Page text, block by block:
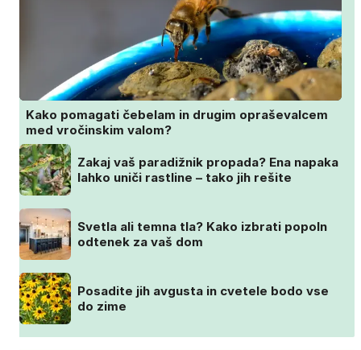
Kako pomagati čebelam in drugim opraševalcem
med vročinskim valom?
Zakaj vaš paradižnik propada? Ena napaka
lahko uniči rastline – tako jih rešite
Svetla ali temna tla? Kako izbrati popoln
odtenek za vaš dom
Posadite jih avgusta in cvetele bodo vse
do zime